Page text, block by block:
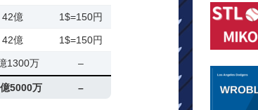
42億 1$=150円
42億 1$=150円
1300万 –
5000万 –